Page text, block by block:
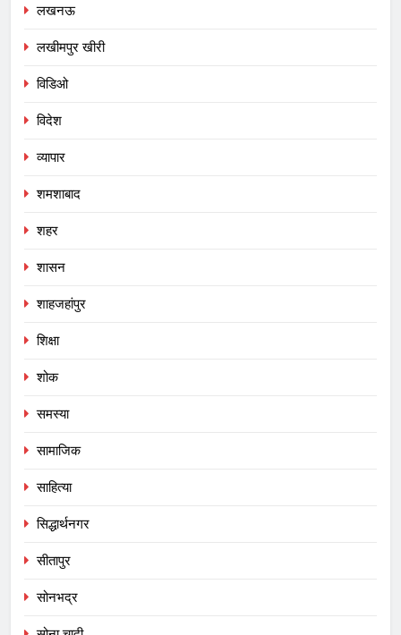
लखनऊ
लखीमपुर खीरी
विडिओ
विदेश
व्यापार
शमशाबाद
शहर
शासन
शाहजहांपुर
शिक्षा
शोक
समस्या
सामाजिक
साहित्या
सिद्धार्थनगर
सीतापुर
सोनभद्र